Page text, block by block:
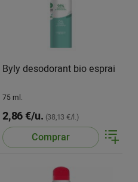
Byly desodorant bio esprai
75 ml.
2,86 €/u. (38,13 €/l.)
Comprar